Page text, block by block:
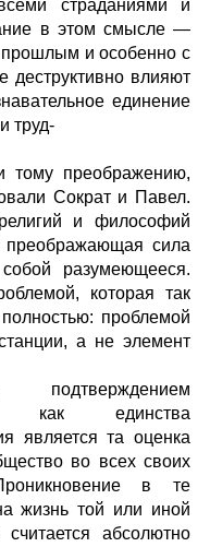
страданиями и
в этом смысле —
прошлым и особенно с
влияют
единение
труд-
тому преображению,
Сократ и Павел.
и философий
сила
разумеющееся.
которая так
проблемой
а не элемент
подтверждением
как единства
является та оценка
во всех своих
в те
жизнь той или иной
абсолютно